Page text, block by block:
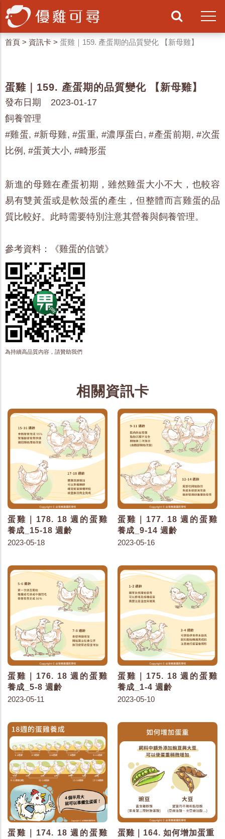
首頁 > 資訊卡 > 蛋雞｜159. 產蛋期的品質變化 【新母雞】
蛋雞｜159. 產蛋期的品質變化 【新母雞】
發布日期 2023-01-17
飼養管理
#雞蛋, #新母雞, #蛋重, #濃厚蛋白, #產蛋前期, #次蛋
比例, #蛋黃大小, #畸形蛋
新進的母雞在產蛋初期，雖然雞蛋大小不大，也較容
易有雙黃蛋或是軟殼蛋的產生，但整體而言雞蛋的品
質比較好。此時需要特別注意其營養與飼養管理。
參考資料：《雞蛋的信號》
為持續高品質內容，請贊助我們
相關資訊卡
蛋雞｜178. 18 週的蛋雞
養成_15-18 週齡
2023-05-18
蛋雞｜177. 18 週的蛋雞
養成_9-14 週齡
2023-05-16
蛋雞｜176. 18 週的蛋雞
養成_5-8 週齡
2023-05-11
蛋雞｜175. 18 週的蛋雞
養成_1-4 週齡
2023-05-10
蛋雞｜174. 18 週的蛋雞
蛋雞｜164. 如何增加蛋重